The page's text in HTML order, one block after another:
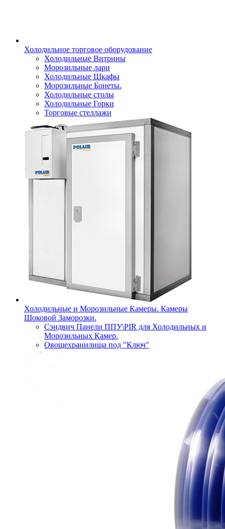
Холодильное торговое оборудование
Холодильные Витрины
Морозильные лари
Холодильные Шкафы
Морозильные Бонеты.
Холодильные столы
Холодильные Горки
Торговые стеллажи
Холодильные и Морозильные Камеры. Камеры
Шоковой Заморозки.
Сэндвич Панели ППУ\PIR для Холодильных и
Морозильных Камер.
Овощехранилища под "Ключ"